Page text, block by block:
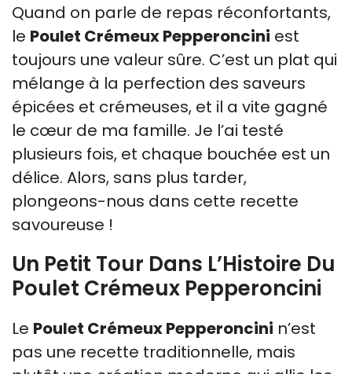
Quand on parle de repas réconfortants,
le Poulet Crémeux Pepperoncini est
toujours une valeur sûre. C’est un plat qui
mélange à la perfection des saveurs
épicées et crémeuses, et il a vite gagné
le cœur de ma famille. Je l’ai testé
plusieurs fois, et chaque bouchée est un
délice. Alors, sans plus tarder,
plongeons-nous dans cette recette
savoureuse !
Un Petit Tour Dans L’Histoire Du
Poulet Crémeux Pepperoncini
Le Poulet Crémeux Pepperoncini n’est
pas une recette traditionnelle, mais